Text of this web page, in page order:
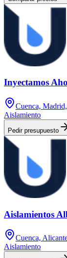
Inyectamos
Cuenca,
Aislamiento
Pedir presupuesto
Aislamientos
Cuenca,
Aislamiento